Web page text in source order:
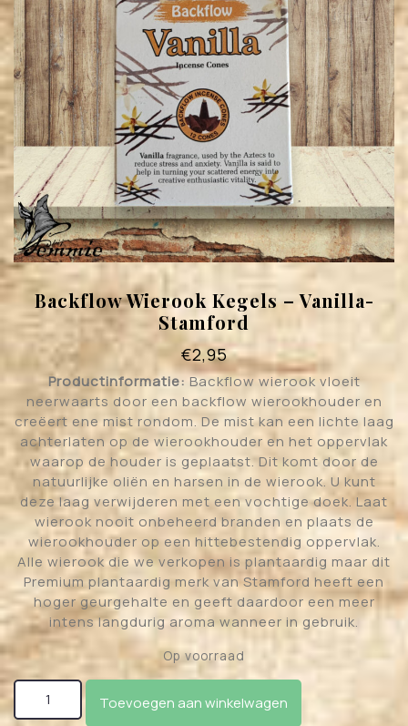
Backflow Wierook Kegels – Vanilla-
Stamford
€2,95
Productinformatie: Backflow wierook vloeit
neerwaarts door een backflow wierookhouder en
creëert ene mist rondom. De mist kan een lichte laag
achterlaten op de wierookhouder en het oppervlak
waarop de houder is geplaatst. Dit komt door de
natuurlijke oliën en harsen in de wierook. U kunt
deze laag verwijderen met een vochtige doek. Laat
wierook nooit onbeheerd branden en plaats de
wierookhouder op een hittebestendig oppervlak.
Alle wierook die we verkopen is plantaardig maar dit
Premium plantaardig merk van Stamford heeft een
hoger geurgehalte en geeft daardoor een meer
intens langdurig aroma wanneer in gebruik.
Op voorraad
Backflow Wierook Kegels - Vanilla- Stamford aantal
Toevoegen aan winkelwagen